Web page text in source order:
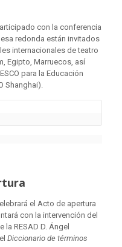
con la conferencia
redonda están invitados
internacionales de teatro
Egipto, Marruecos, así
para la Educación
Shanghai).
el Acto de apertura
con la intervención del
RESAD D. Ángel
Diccionario de términos